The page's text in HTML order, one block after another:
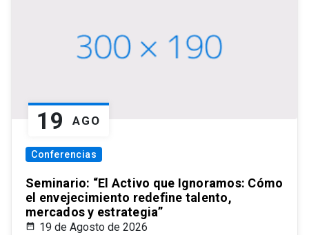
19 AGO
Conferencias
Seminario: “El Activo que Ignoramos: Cómo
el envejecimiento redefine talento,
mercados y estrategia”
19 de Agosto de 2026